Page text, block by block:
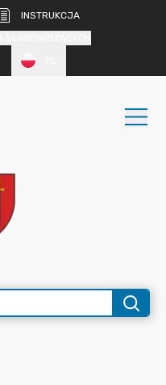
INSTRUKCJA